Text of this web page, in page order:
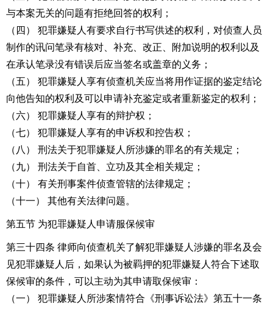
与本案无关的问题有拒绝回答的权利；
（四） 犯罪嫌疑人有要求自行书写供述的权利，对侦查人员
制作的讯问笔录有核对、补充、改正、附加说明的权利以及
在承认笔录没有错误后应当签名或盖章的义务；
（五） 犯罪嫌疑人享有侦查机关应当将用作证据的鉴定结论
向他告知的权利及可以申请补充鉴定或者重新鉴定的权利；
（六） 犯罪嫌疑人享有的辩护权；
（七） 犯罪嫌疑人享有的申诉权和控告权；
（八） 刑法关于犯罪嫌疑人所涉嫌的罪名的有关规定；
（九） 刑法关于自首、立功及其全相关规定；
（十） 有关刑事案件侦查管辖的法律规定；
（十一） 其他有关法律问题。
第五节 为犯罪嫌疑人申请服保候审
第三十四条 律师向侦查机关了解犯罪嫌疑人涉嫌的罪名及会
见犯罪嫌疑人后，如果认为被羁押的犯罪嫌疑人符合下述取
保候审的条件，可以主动为其申请取保候审：
（一） 犯罪嫌疑人所涉案情符合《刑事诉讼法》第五十一条